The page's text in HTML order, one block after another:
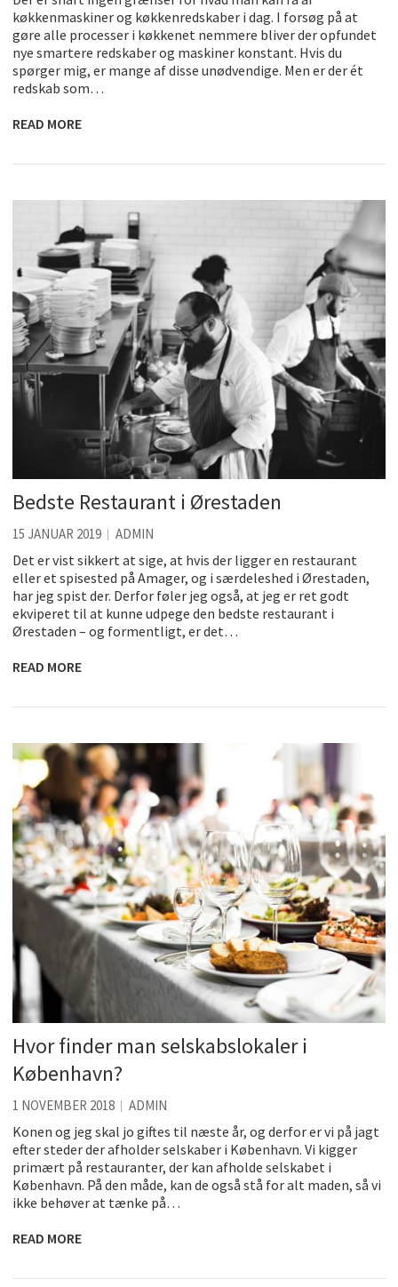
køkkenmaskiner og køkkenredskaber i dag. I forsøg på at
gøre alle processer i køkkenet nemmere bliver der opfundet
nye smartere redskaber og maskiner konstant. Hvis du
spørger mig, er mange af disse unødvendige. Men er der ét
redskab som…
READ MORE
Bedste Restaurant i Ørestaden
15 JANUAR 2019 ADMIN
Det er vist sikkert at sige, at hvis der ligger en restaurant
eller et spisested på Amager, og i særdeleshed i Ørestaden,
har jeg spist der. Derfor føler jeg også, at jeg er ret godt
ekviperet til at kunne udpege den bedste restaurant i
Ørestaden – og formentligt, er det…
READ MORE
Hvor finder man selskabslokaler i
København?
1 NOVEMBER 2018 ADMIN
Konen og jeg skal jo giftes til næste år, og derfor er vi på jagt
efter steder der afholder selskaber i København. Vi kigger
primært på restauranter, der kan afholde selskabet i
København. På den måde, kan de også stå for alt maden, så vi
ikke behøver at tænke på…
READ MORE